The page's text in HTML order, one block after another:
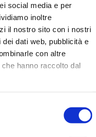
social media e per
inoltre
il nostro sito con i nostri
dati web, pubblicità e
con altre
hanno raccolto dal